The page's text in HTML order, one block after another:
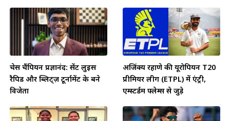
चेस चैंपियन प्रज्ञानंद: सेंट लुइस
रैपिड और ब्लिट्ज़ टूर्नामेंट के बने
विजेता
अजिंक्य रहाणे की यूरोपियन T20
प्रीमियर लीग (ETPL) में एंट्री,
एम्स्टर्डम फ्लेम्स से जुड़े